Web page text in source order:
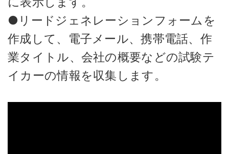
●リードジェネレーションフォームを
作成して、電子メール、携帯電話、作
業タイトル、会社の概要などの試験テ
イカーの情報を収集します。